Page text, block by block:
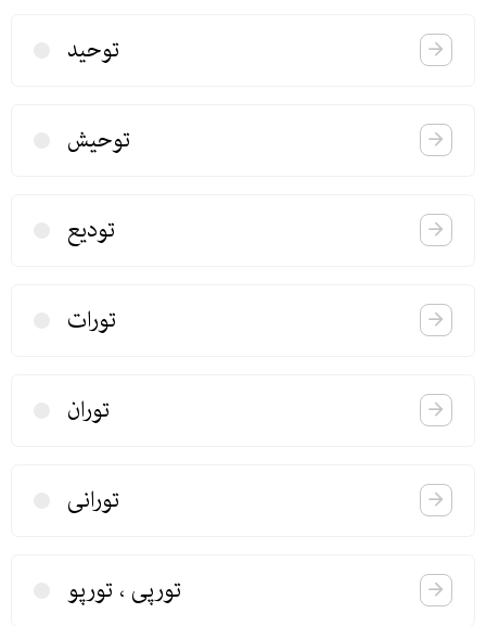
توحید
توحیش
تودیع
تورات
توران
تورانی
تورپی ، تورپو